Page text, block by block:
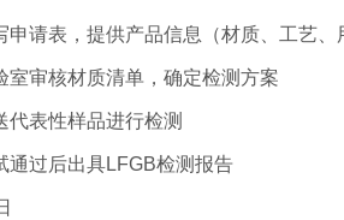
申请表，提供产品信息（材质、工艺、
室审核材质清单，确定检测方案
代表性样品进行检测
通过后出具LFGB检测报告